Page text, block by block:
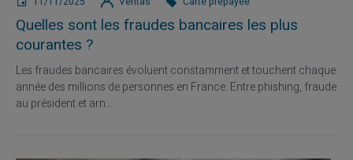
Quelles sont les fraudes bancaires les plus
courantes ?
Les fraudes bancaires évoluent constamment et touchent chaque
année des millions de personnes en France. Entre phishing, fraude
au président et arn...